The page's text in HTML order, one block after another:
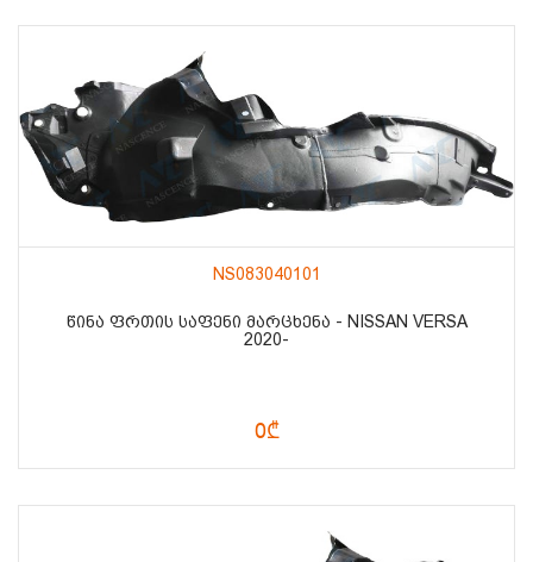
NS083040101
ᲬᲘᲜᲐ ᲤᲠᲗᲘᲡ ᲡᲐᲤᲔᲜᲘ ᲛᲐᲠᲪᲮᲔᲜᲐ - NISSAN VERSA
2020-
0₾